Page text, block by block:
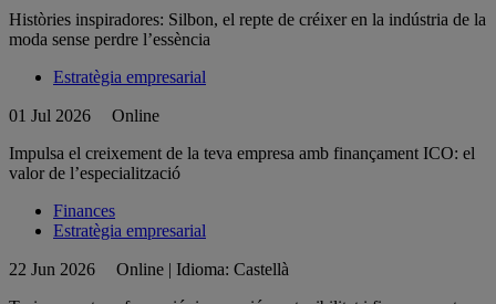
Històries inspiradores: Silbon, el repte de créixer en la indústria de la
moda sense perdre l’essència
Estratègia empresarial
01 Jul 2026
Online
Impulsa el creixement de la teva empresa amb finançament ICO: el
valor de l’especialització
Finances
Estratègia empresarial
22 Jun 2026
Online | Idioma: Castellà